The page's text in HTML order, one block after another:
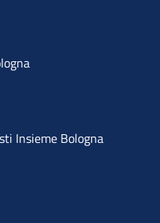
Insieme Bologna